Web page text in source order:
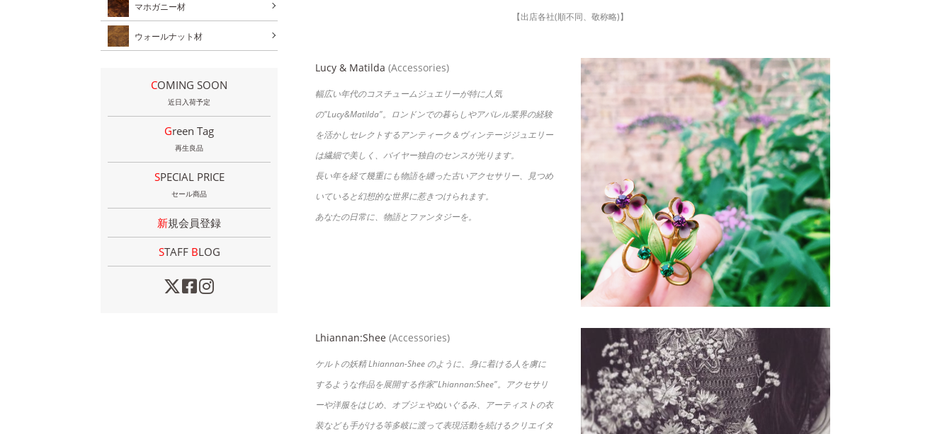
【出店各社(順不同、敬称略)】
Lucy & Matilda (Accessories)
幅広い年代のコスチュームジュエリーが特に人気
の"Lucy&Matilda"。ロンドンでの暮らしやアパレル業界の経験
を活かしセレクトするアンティーク＆ヴィンテージジュエリー
は繊細で美しく、バイヤー独自のセンスが光ります。
長い年を経て幾重にも物語を纏った古いアクセサリー、見つめ
いていると幻想的な世界に惹きつけられます。
あなたの日常に、物語とファンタジーを。
Lhiannan:Shee (Accessories)
ケルトの妖精 Lhiannan-Shee のように、身に着ける人を虜に
するような作品を展開する作家"Lhiannan:Shee"。アクセサリ
ーや洋服をはじめ、オブジェやぬいぐるみ、アーティストの衣
装なども手がける等多岐に渡って表現活動を続けるクリエイタ
マホガニー材
ウォールナット材
COMING SOON
近日入荷予定
Green Tag
再生良品
SPECIAL PRICE
セール商品
新規会員登録
STAFF BLOG